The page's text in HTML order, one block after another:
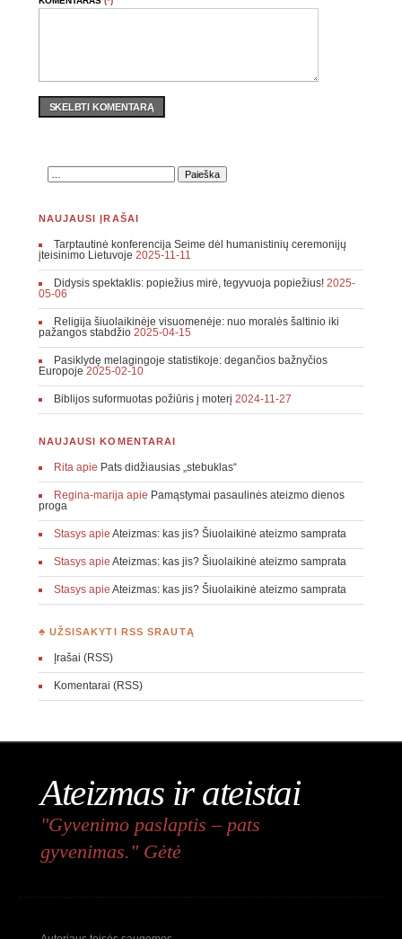
SKELBTI KOMENTARĄ
NAUJAUSI ĮRAŠAI
Tarptautinė konferencija Seime dėl humanistinių ceremonijų
įteisinimo Lietuvoje 2025-11-11
Didysis spektaklis: popiežius mirė, tegyvuoja popiežius! 2025-
05-06
Religija šiuolaikinėje visuomenėje: nuo moralės šaltinio iki
pažangos stabdžio 2025-04-15
Pasiklydę melagingoje statistikoje: degančios bažnyčios
Europoje 2025-02-10
Biblijos suformuotas požiūris į moterį 2024-11-27
NAUJAUSI KOMENTARAI
Ritaapie Pats didžiausias „stebuklas“
Regina-marijaapie Pamąstymai pasaulinės ateizmo dienos
proga
Stasysapie Ateizmas: kas jis? Šiuolaikinė ateizmo samprata
Stasysapie Ateizmas: kas jis? Šiuolaikinė ateizmo samprata
Stasysapie Ateizmas: kas jis? Šiuolaikinė ateizmo samprata
♣ UŽSISAKYTI RSS SRAUTĄ
Įrašai (RSS)
Komentarai (RSS)
Ateizmas ir ateistai
"Gyvenimo paslaptis – pats
gyvenimas." Gėtė